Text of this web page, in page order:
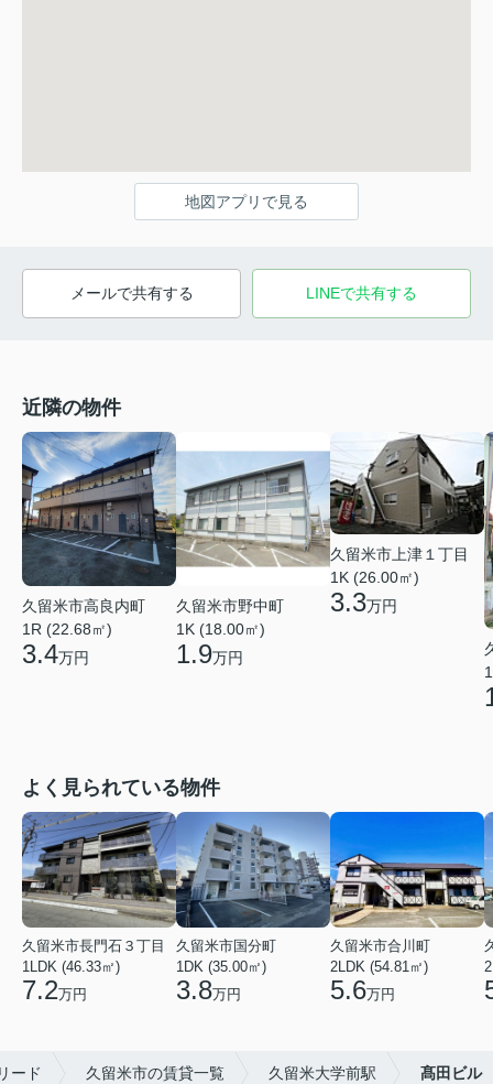
地図アプリで見る
メールで共有する LINEで共有する
近隣の物件
久留米市高良内町
1R (22.68㎡)
3.4万円
久留米市野中町
1K (18.00㎡)
1.9万円
久留米市上津１丁目
1K (26.00㎡)
3.3万円
よく見られている物件
久留米市長門石３丁目
1LDK (46.33㎡)
7.2万円
久留米市国分町
1DK (35.00㎡)
3.8万円
久留米市合川町
2LDK (54.81㎡)
5.6万円
ード 久留米市の賃貸一覧 久留米大学前駅 髙田ビル